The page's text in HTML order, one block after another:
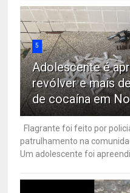
5
Adolescente é
revólver e mais
de cocaína em
Flagrante foi feito por
patrulhamento na
Um adolescente foi